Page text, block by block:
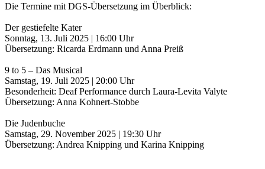
Die Termine mit DGS-Übersetzung im Überblick:
Der gestiefelte Kater
Sonntag, 13. Juli 2025 | 16:00 Uhr
Übersetzung: Ricarda Erdmann und Anna Preiß
9 to 5 – Das Musical
Samstag, 19. Juli 2025 | 20:00 Uhr
Besonderheit: Deaf Performance durch Laura-Levita Valyte
Übersetzung: Anna Kohnert-Stobbe
Die Judenbuche
Samstag, 29. November 2025 | 19:30 Uhr
Übersetzung: Andrea Knipping und Karina Knipping